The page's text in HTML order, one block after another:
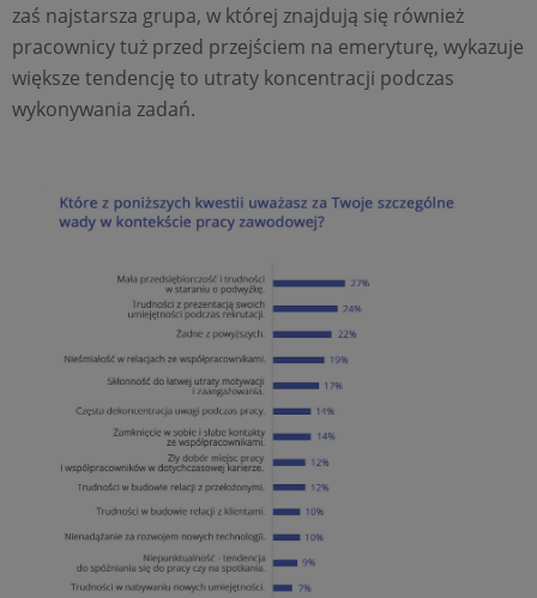
zaś najstarsza grupa, w której znajdują się również
pracownicy tuż przed przejściem na emeryturę, wykazuje
większe tendencję to utraty koncentracji podczas
wykonywania zadań.